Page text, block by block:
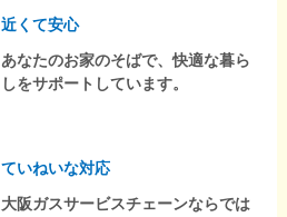
近くて安心
あなたのお家のそばで、快適な暮ら
しをサポートしています。
ていねいな対応
大阪ガスサービスチェーンならでは